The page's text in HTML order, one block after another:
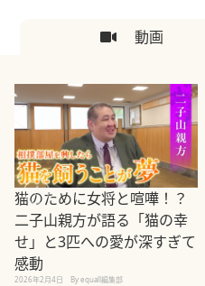
動画
猫のために女将と喧嘩！？
二子山親方が語る「猫の幸
せ」と3匹への愛が深すぎて
感動
2026年2月4日 By equall編集部